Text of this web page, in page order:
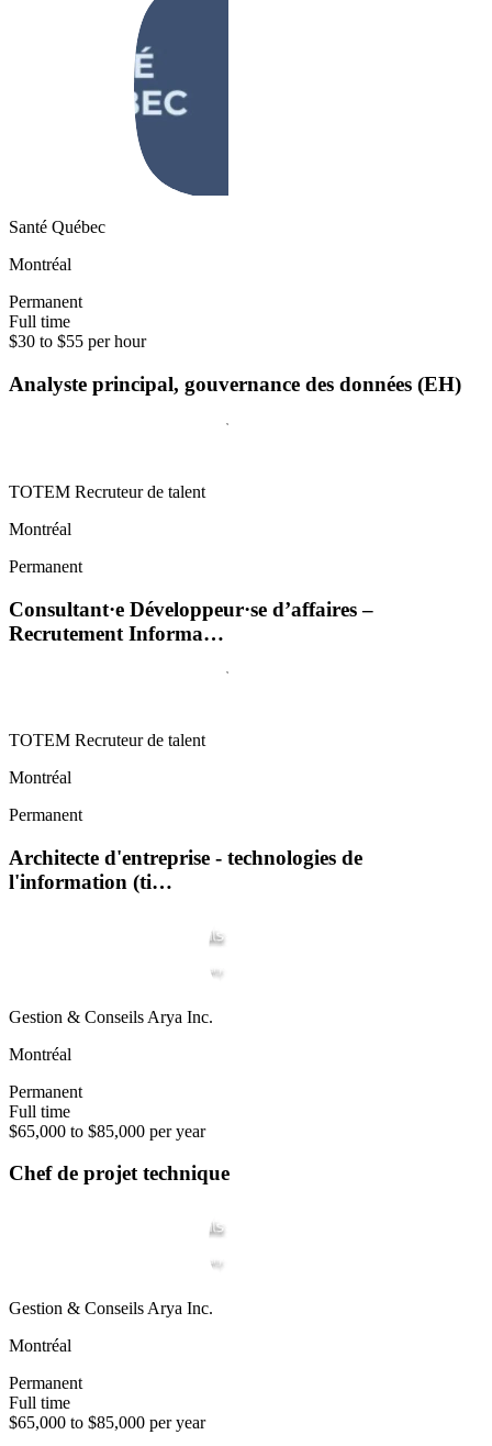
Santé Québec
Montréal
Permanent
Full time
$30 to $55 per hour
Analyste principal, gouvernance des données (EH)
TOTEM Recruteur de talent
Montréal
Permanent
Consultant·e Développeur·se d’affaires –
Recrutement Informa…
TOTEM Recruteur de talent
Montréal
Permanent
Architecte d'entreprise - technologies de
l'information (ti…
Gestion & Conseils Arya Inc.
Montréal
Permanent
Full time
$65,000 to $85,000 per year
Chef de projet technique
Gestion & Conseils Arya Inc.
Montréal
Permanent
Full time
$65,000 to $85,000 per year